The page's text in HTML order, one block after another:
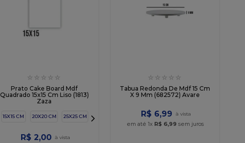
☆ ☆ ☆ ☆ ☆
Prato Cake Board Mdf
Quadrado 15x15 Cm Liso (1813)
Zaza
15X15 CM 20X20 CM 25X25 CM
R$ 2,00
☆ ☆ ☆ ☆ ☆
Tabua Redonda De Mdf 15 Cm
X 9 Mm (682572) Avare
R$ 6,99
em até 1x R$ 6,99 sem juros